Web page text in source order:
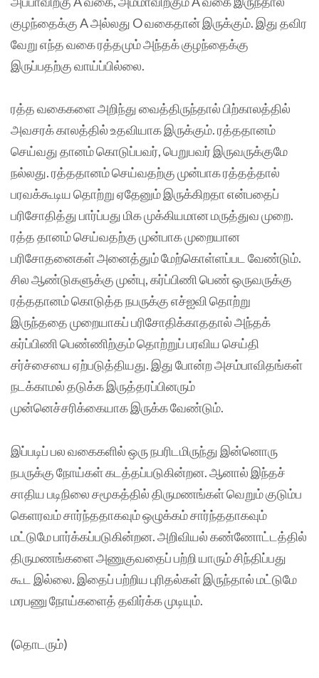
குழந்தைக்கு A அல்லது O வகைதான் இருக்கும்.‌ இது தவிர
வேறு எந்த வகை ரத்தமும் அந்தக் குழந்தைக்கு
இருப்பதற்கு வாய்ப்பில்லை‌.
ரத்த வகைகளை அறிந்து வைத்திருந்தால் பிற்காலத்தில்
அவசரக் காலத்தில் உதவியாக இருக்கும். ரத்ததானம்
செய்வது தானம் கொடுப்பவர், பெறுபவர் இருவருக்குமே
நல்லது. ரத்ததானம் செய்வதற்கு முன்பாக ரத்தத்தால்
பரவக்கூடிய தொற்று ஏதேனும் இருக்கிறதா என்பதைப்
பரிசோதித்து பார்ப்பது மிக முக்கியமான மருத்துவ முறை.
ரத்த தானம் செய்வதற்கு முன்பாக முறையான
பரிசோதனைகள் அனைத்தும் மேற்கொள்ளப்பட வேண்டும்.
சில ஆண்டுகளுக்கு முன்பு, கர்ப்பிணி பெண் ஒருவருக்கு
ரத்ததானம் கொடுத்த நபருக்கு எச்ஐவி தொற்று
இருந்ததை முறையாகப் பரிசோதிக்காததால் அந்தக்
கர்ப்பிணி பெண்ணிற்கும் தொற்றுப் பரவிய செய்தி
சர்ச்சையை ஏற்படுத்தியது. இது போன்ற அசம்பாவிதங்கள்
நடக்காமல் தடுக்க இருத்தரப்பினரும்
முன்னெச்சரிக்கையாக இருக்க வேண்டும்.‌
இப்படிப் பல வகைகளில் ஒரு நபரிடமிருந்து இன்னொரு
நபருக்கு நோய்கள் கடத்தப்படுகின்றன. ஆனால் இந்தச்
சாதிய படிநிலை சமூகத்தில் திருமணங்கள் வெறும் குடும்ப
கெளரவம் சார்ந்ததாகவும் ஒழுக்கம் சார்ந்ததாகவும்
மட்டுமே பார்க்கப்படுகின்றன. அறிவியல் கண்ணோட்டத்தில்
திருமணங்களை அணுகுவதைப் பற்றி யாரும் சிந்திப்பது
கூட இல்லை. இதைப் பற்றிய புரிதல்கள் இருந்தால் மட்டுமே
மரபணு நோய்களைத் தவிர்க்க முடியும்.
(தொடரும்)